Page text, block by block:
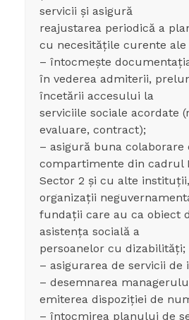
servicii și asigură
reajustarea periodică a
cu necesitățile curente
– întocmește
în vederea admiterii,
încetării accesului la
serviciile sociale acordate
evaluare, contract);
– asigură buna colaborare
compartimente din cadrul
Sector 2 și cu alte instituții,
organizații
fundații care au ca obiect
asistența socială a
persoanelor cu dizabilități;
– asigurarea de servicii de
– desemnarea
emiterea dispoziției de
– întocmirea planului de